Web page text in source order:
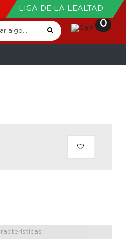
LIGA DE LA LEALTAD
0